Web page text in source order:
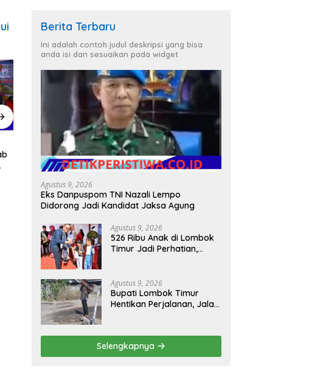
Bupati Lombok Timur Hentikan
Perjalanan, Jalan Berlubang
Langsung Jadi Perhatian
Kapolres Belitung Timur Kawal
Aspirasi Unjuk Rasa
Masyarakat Penambang
Kecamatan Gantung.
Berita Terbaru
Ini adalah contoh judul deskripsi yang bisa
anda isi dan sesuaikan pada widget
Agustus 9, 2026
Eks Danpuspom TNI Nazali Lempo
Didorong Jadi Kandidat Jaksa Agung
Agustus 9, 2026
526 Ribu Anak di Lombok
Timur Jadi Perhatian,
Pernikahan Dini
Agustus 9, 2026
Bupati Lombok Timur
Hentikan Perjalanan, Jalan
Selengkapnya